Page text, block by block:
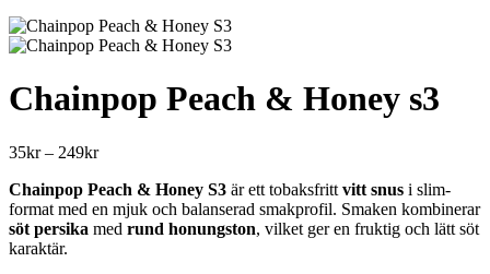
Chainpop Peach & Honey s3
35kr – 249krPrisintervall:
till
249kr
Chainpop Peach & Honey S3 är ett tobaksfritt vitt snus i slim-
format med en mjuk och balanserad smakprofil. Smaken kombinerar
söt persika med rund honungston, vilket ger en fruktig och lätt söt
karaktär.